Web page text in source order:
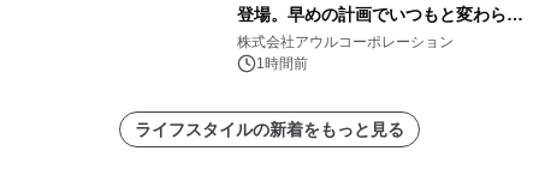
登場。早めの計画でいつもと変わらぬ
大人の冬旅を。ー夕日ヶ浦温泉「佳松
苑 別邸ふうか」ー
株式会社アウルコーポレーション
1時間前
ライフスタイルの新着をもっと見る